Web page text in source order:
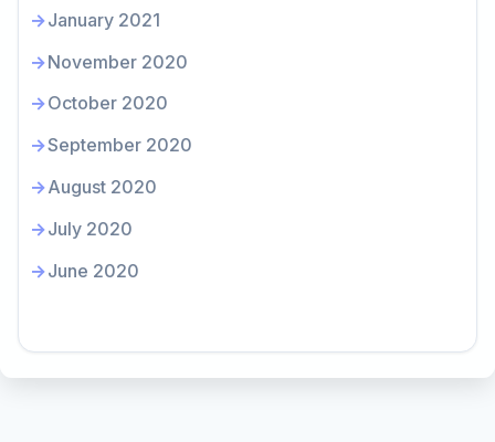
January 2021
November 2020
October 2020
September 2020
August 2020
July 2020
June 2020